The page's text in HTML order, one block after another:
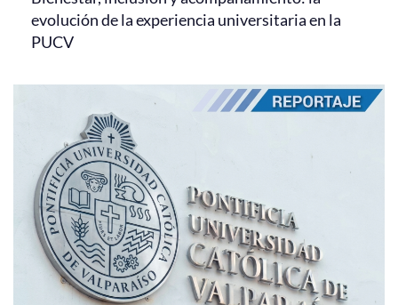
evolución de la experiencia universitaria en la
PUCV